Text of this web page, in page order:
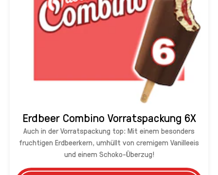
Erdbeer Combino Vorratspackung 6X
Auch in der Vorratspackung top: Mit einem besonders
fruchtigen Erdbeerkern, umhüllt von cremigem Vanilleeis
und einem Schoko-Überzug!